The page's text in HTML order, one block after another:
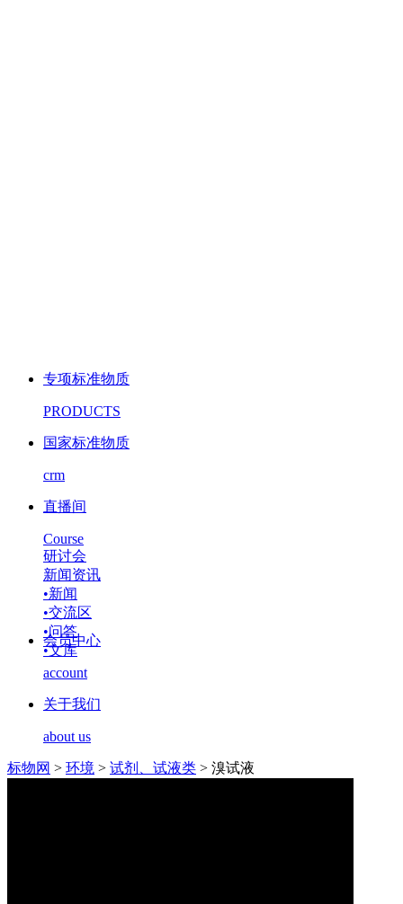
专项标准物质
PRODUCTS
国家标准物质
crm
直播间
Course
研讨会
新闻资讯
•新闻
•交流区
•问答
•文库
会员中心
account
关于我们
about us
标物网 > 环境 > 试剂、试液类 > 溴试液